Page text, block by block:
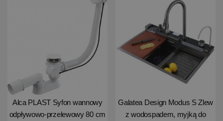
Alca PLAST Syfon wannowy
odpływowo-przelewowy 80 cm
Galatea Design Modus S Zlew
z wodospadem, myjką do